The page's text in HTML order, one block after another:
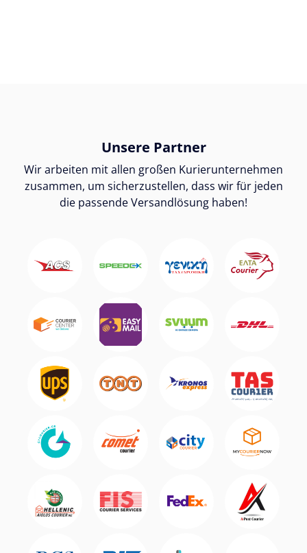
Unsere Partner
Wir arbeiten mit allen großen Kurierunternehmen
zusammen, um sicherzustellen, dass wir für jeden
die passende Versandlösung haben!